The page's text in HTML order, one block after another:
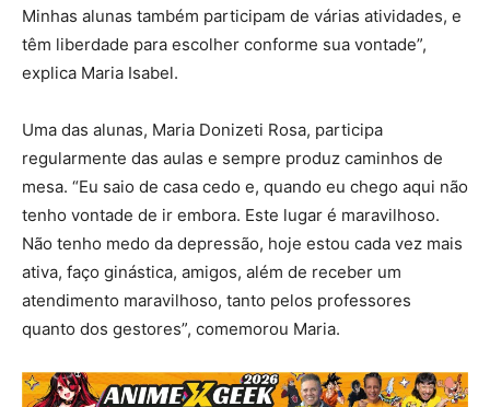
Minhas alunas também participam de várias atividades, e
têm liberdade para escolher conforme sua vontade”,
explica Maria Isabel.
Uma das alunas, Maria Donizeti Rosa, participa
regularmente das aulas e sempre produz caminhos de
mesa. “Eu saio de casa cedo e, quando eu chego aqui não
tenho vontade de ir embora. Este lugar é maravilhoso.
Não tenho medo da depressão, hoje estou cada vez mais
ativa, faço ginástica, amigos, além de receber um
atendimento maravilhoso, tanto pelos professores
quanto dos gestores”, comemorou Maria.